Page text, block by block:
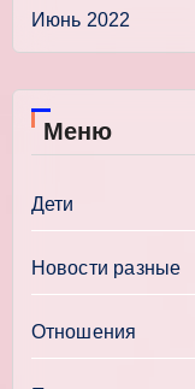
Июнь 2022
Меню
Дети
Новости разные
Отношения